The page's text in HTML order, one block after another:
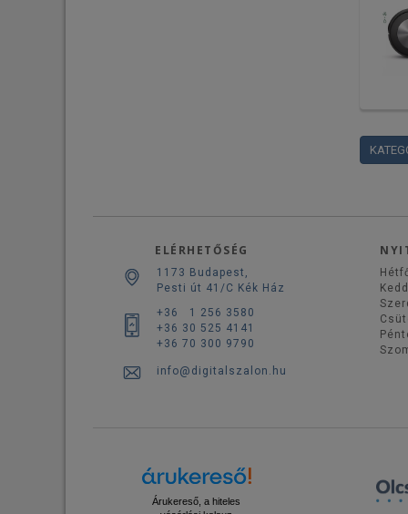
ELÉRHETŐSÉG
1173 Budapest,
Pesti út 41/C Kék Ház
+36 1 256 3580
+36 30 525 4141
+36 70 300 9790
info@digitalszalon.hu
Kedd
Árukereső, a hiteles